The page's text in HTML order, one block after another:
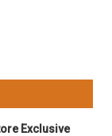
Exclusive